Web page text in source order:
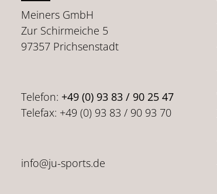
Meiners GmbH
Zur Schirmeiche 5
97357 Prichsenstadt
Telefon: +49 (0) 93 83 / 90 25 47
Telefax: +49 (0) 93 83 / 90 93 70
info@ju-sports.de